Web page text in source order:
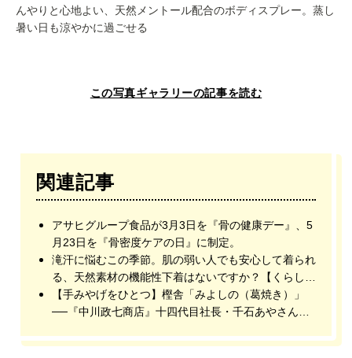
んやりと心地よい、天然メントール配合のボディスプレー。蒸し
暑い日も涼やかに過ごせる
この写真ギャラリーの記事を読む
関連記事
アサヒグループ食品が3月3日を『骨の健康デー』、5
月23日を『骨密度ケアの日』に制定。
滝汗に悩むこの季節。肌の弱い人でも安心して着られ
る、天然素材の機能性下着はないですか？【くらしの
お悩み相談室】
【手みやげをひとつ】樫舎「みよしの（葛焼き）」
──『中川政七商店』十四代目社長・千石あやさん推